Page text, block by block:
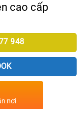
cao cấp
948
nơi